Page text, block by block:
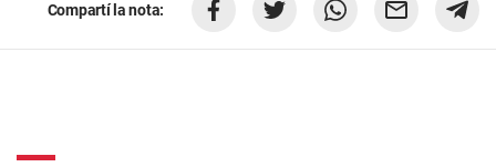
Compartí la nota: